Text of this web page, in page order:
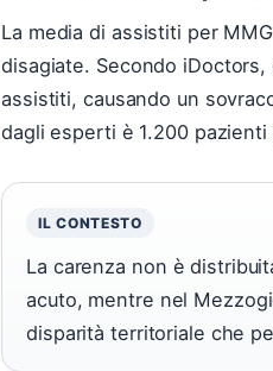
La media di assistiti per
disagiate. Secondo
assistiti, causando un
dagli esperti è 1.200 pazienti
IL CONTESTO
La carenza non è
acuto, mentre nel
disparità territoriale che